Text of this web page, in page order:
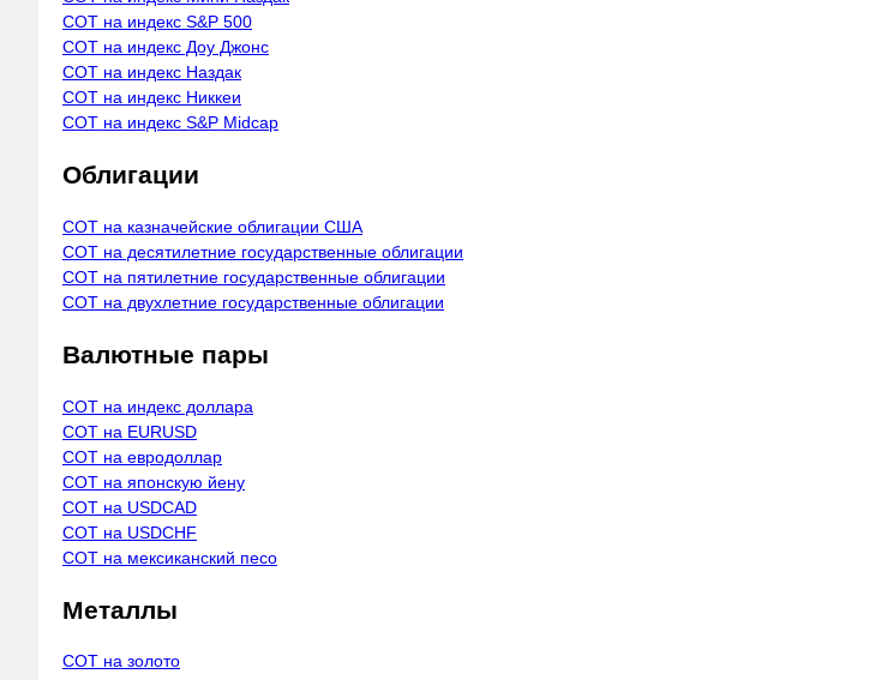
COT на индекс S&P 500
COT на индекс Доу Джонс
COT на индекс Наздак
COT на индекс Никкеи
COT на индекс S&P Midcap
Облигации
COT на казначейские облигации США
COT на десятилетние государственные облигации
COT на пятилетние государственные облигации
COT на двухлетние государственные облигации
Валютные пары
COT на индекс доллара
COT на EURUSD
COT на евродоллар
COT на японскую йену
COT на USDCAD
COT на USDCHF
COT на мексиканский песо
Металлы
COT на золото